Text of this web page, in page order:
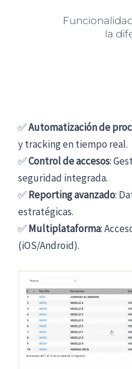
la
✅Automatización de
y tracking en tiempo real.
✅Control de accesos:
seguridad integrada.
✅Reporting avanzado:
estratégicas.
✅Multiplataforma:
(iOS/Android).